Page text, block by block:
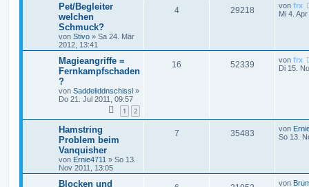
Pet/Begleiter
welchen
Schmuck?
von Stivo » Sa 24. Mär
2012, 13:41
4 29218 von frx
Mi 4.
Magieangriffe =
Fernkampfschaden
?
von Saddeliddnschissl »
Do 21. Jul 2011, 09:57
1 2
16 52339 von frx
Di 15.
Hamstring
Problem beim
Vanquisher
von Ernie4711 » So 13.
Nov 2011, 13:05
7 35483 von
So 13.
Blocken und
von